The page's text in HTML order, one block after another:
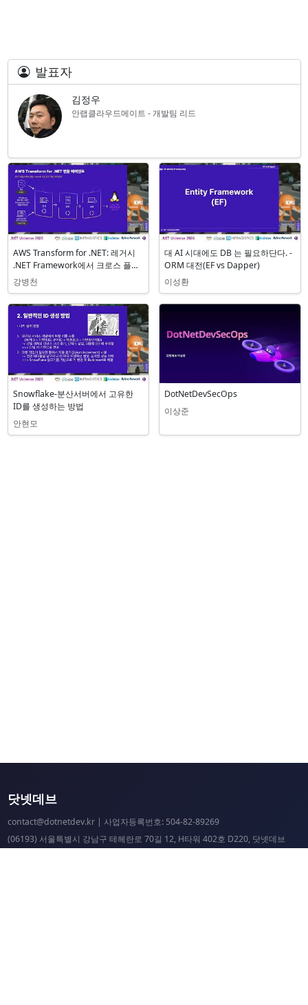
발표자
김정우
안랩클라우드메이트 - 개발팀 리드
관련 세션
AWS Transform for .NET: 레거시
.NET Framework에서 크로스 플랫
폼 .NET으로 현대화
강병천
대 AI 시대에도 DB 는 필요하단다. -
ORM 대전(EF vs Dapper)
이성환
Snowflake-분산서버에서 고유한
ID를 생성하는 방법
안현모
DotNetDevSecOps
이상준
닷넷데브
contact@dotnetdev.kr| 사업자등록번호: 504-82-89269
(06193) 서울특별시 강남구 테헤란로 70길 12, H타워 402호 D220, 닷넷데브